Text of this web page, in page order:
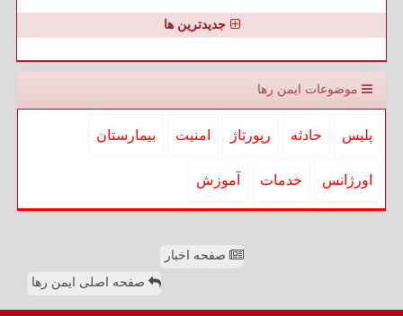
جدیدترین ها
موضوعات ایمن رها
پلیس حادثه رپورتاژ امنیت بیمارستان
اورژانس خدمات آموزش
صفحه اخبار
صفحه اصلی ایمن رها